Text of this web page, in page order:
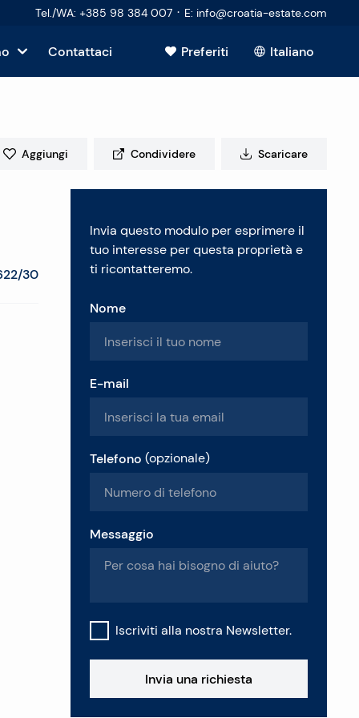
Tel./WA: +385 98 384 007 · E: info@croatia-estate.com
Contattaci Preferiti Italiano
Mostra tutto
30
Aggiungi Condividere Scaricare
Invia questo modulo per esprimere il
tuo interesse per questa proprietà e
ti ricontatteremo.
Nome
E-mail
Telefono (opzionale)
Messaggio
Iscriviti alla nostra Newsletter.
Invia una richiesta